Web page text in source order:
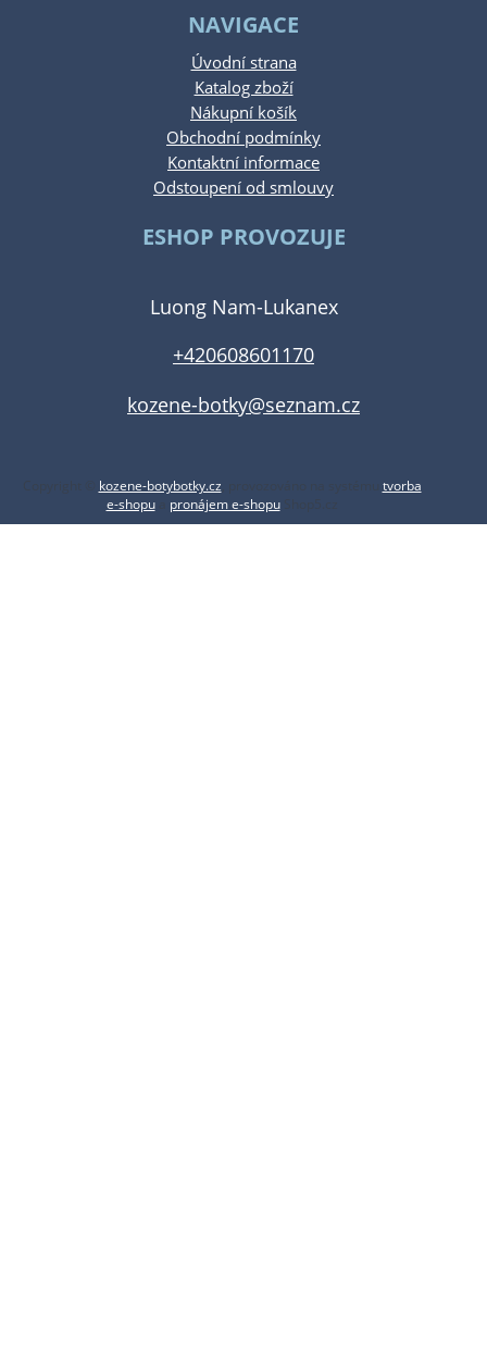
NAVIGACE
Úvodní strana
Katalog zboží
Nákupní košík
Obchodní podmínky
Kontaktní informace
Odstoupení od smlouvy
ESHOP PROVOZUJE
Luong Nam-Lukanex
+420608601170
kozene-botky@seznam.cz
kozene-botybotky.cz
tvorba
e-shopua pronájem e-shopuShop5.cz